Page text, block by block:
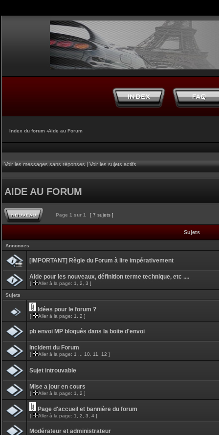
Index du forum ‹Aide au Forum
Voir les messages sans réponses|Voir les sujets actifs
AIDE AU FORUM
Page 1 sur 1 [ 7 sujets ]
Sujets
Annonces
[IMPORTANT] Règle du Forum à lire impérativement
Aide pour les nouveaux, définition terme technique, etc ....
[ Aller à la page: 1 2 3 ]
Sujets
Idées pour le forum ?
[ Aller à la page: 1 2 ]
pb envoi MP bloqués dans la boite d'envoi
Incident du Forum
[ Aller à la page: 1 10 11 12 ]
Sujet introuvable
Mise a jour en cours
[ Aller à la page: 1 2 ]
Page d'accueil et bannière du forum
[ Aller à la page: 1 2 3 4 ]
Modérateur et administrateur